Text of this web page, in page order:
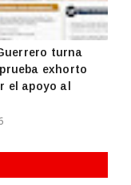
turna
exhorto
el apoyo al